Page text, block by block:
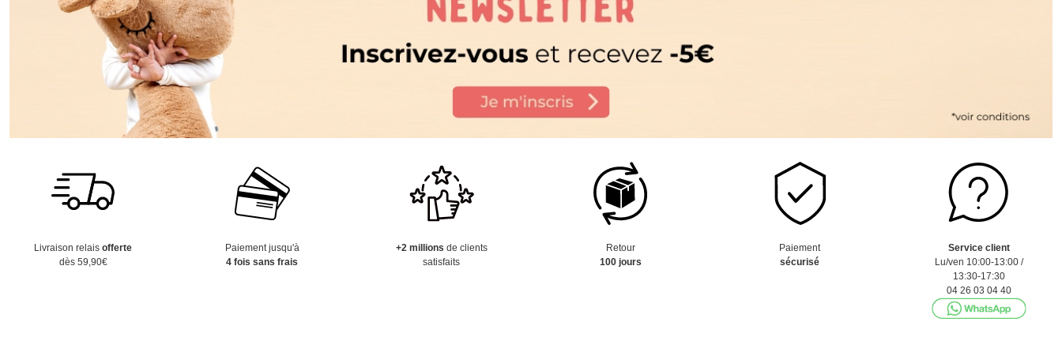
Livraison relaisofferte
dès 59,90€
Paiement jusqu'à
4 fois sans frais
+2 millions de clients
satisfaits
Retour
100 jours
Paiement
sécurisé
Service client
Lu/ven 10:00-13:00 /
13:30-17:30
04 26 03 04 40